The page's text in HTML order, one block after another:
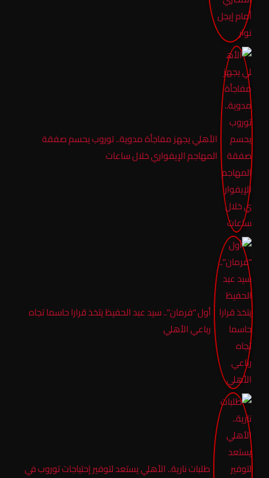
الأهلي يجهز مفاجأة مدوية.. توروب يحسم صفقة
المهاجم الإيفواري خلال ساعات
أول “فرمان”.. سيد عبد الحفيظ يتخذ قرارا حاسما تجاه
رباعي الأهلي
طلبات نارية.. الأهلي يستعد لتوفير إحتياجات توروب في